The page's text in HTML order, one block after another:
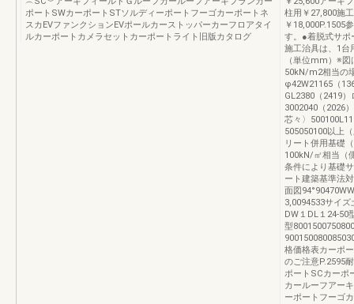
ポートSWカーポートSTソルディーポートフーゴカーポートネ
スカEVファンクションEVポールカーストッパーカーフロアタイ
ルカーポートカメラセットカーポートライト旧版カタログ
柱用￥27,800施
￥18,000P.1505
す。●着脱式サポ
施工治具は、1台
（単位mm）※
50kN/m2相当の
φ42W21165（
GL2380（2419
3002040（2026
芯々〉
505050100以上
リート併用基礎
100kN/㎡相当（
条件により基礎
ート建築基準法
面図
3,0094533サイ
DW１DL１24-50
型
格価格表カーポ
のご注意P.2595
ポートSCカーポ
カールーフアー
ーポートフーゴ